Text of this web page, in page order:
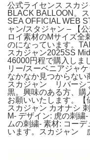
公式ライセンス スカジ
BLACK BALLOON。
SEA OFFICIAL WEB
ャン/スタジャン – 【
ロイ素材のMサイズ全
のになっています。
スカジャン2025SS
46000円程で購入しま
リー/スーベニアジャ
なかなか見つからな
スカジャン リバー
黒。興味のある方、購
お願いいたします。【
スカジャン カオナシ
M- デザイン: 虎の刺繍
ムの刺繍- 素材: コー
います。スカジャン